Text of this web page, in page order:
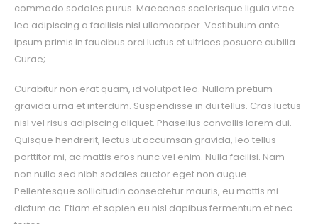
commodo sodales purus. Maecenas scelerisque ligula vitae
leo adipiscing a facilisis nisl ullamcorper. Vestibulum ante
ipsum primis in faucibus orci luctus et ultrices posuere cubilia
Curae;
Curabitur non erat quam, id volutpat leo. Nullam pretium
gravida urna et interdum. Suspendisse in dui tellus. Cras luctus
nisl vel risus adipiscing aliquet. Phasellus convallis lorem dui.
Quisque hendrerit, lectus ut accumsan gravida, leo tellus
porttitor mi, ac mattis eros nunc vel enim. Nulla facilisi. Nam
non nulla sed nibh sodales auctor eget non augue.
Pellentesque sollicitudin consectetur mauris, eu mattis mi
dictum ac. Etiam et sapien eu nisl dapibus fermentum et nec